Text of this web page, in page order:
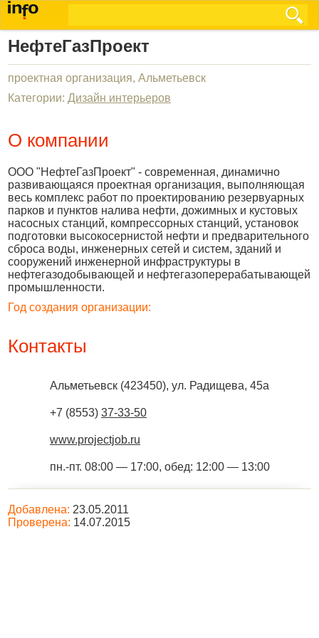
НефтеГазПроект
проектная организация, Альметьевск
Категории: Дизайн интерьеров
О компании
ООО "НефтеГазПроект" - современная, динамично
развивающаяся проектная организация, выполняющая
весь комплекс работ по проектированию резервуарных
парков и пунктов налива нефти, дожимных и кустовых
насосных станций, компрессорных станций, установок
подготовки высокосернистой нефти и предварительного
сброса воды, инженерных сетей и систем, зданий и
сооружений инженерной инфраструктуры в
нефтегазодобывающей и нефтегазоперерабатывающей
промышленности.
Год создания организации:
Контакты
Альметьевск (423450), ул. Радищева, 45а
+7 (8553) 37-33-50
www.projectjob.ru
пн.-пт. 08:00 — 17:00, обед: 12:00 — 13:00
Добавлена: 23.05.2011
Проверена: 14.07.2015